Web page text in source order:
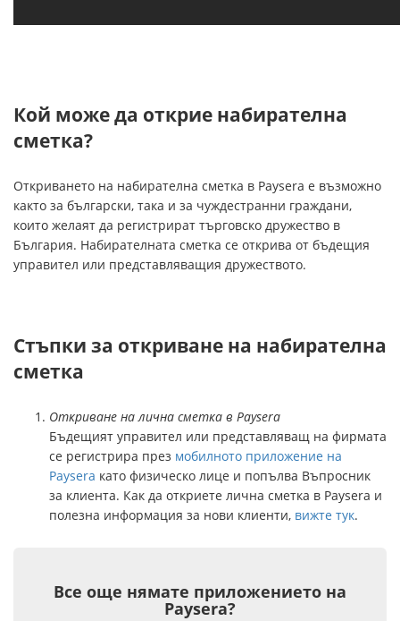
Кой може да открие набирателна
сметка?
Откриването на набирателна сметка в Paysera е възможно
както за български, така и за чуждестранни граждани,
които желаят да регистрират търговско дружество в
България. Набирателната сметка се открива от бъдещия
управител или представляващия дружеството.
Стъпки за откриване на набирателна
сметка
Откриване на лична сметка в Paysera
Бъдещият управител или представляващ на фирмата
се регистрира през мобилното приложение на
Paysera като физическо лице и попълва Въпросник
за клиента. Как да откриете лична сметка в Paysera и
полезна информация за нови клиенти, вижте тук.
Все още нямате приложението на
Paysera?